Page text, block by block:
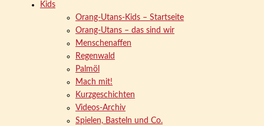
Kids
Orang-Utans-Kids – Startseite
Orang-Utans – das sind wir
Menschenaffen
Regenwald
Palmöl
Mach mit!
Kurzgeschichten
Videos-Archiv
Spielen, Basteln und Co.